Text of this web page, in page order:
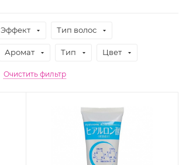
Эффект Тип волос
Аромат Тип Цвет
Очистить фильтр